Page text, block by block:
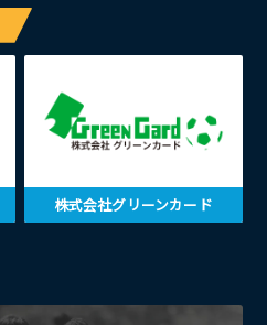
株式会社グリーンカード